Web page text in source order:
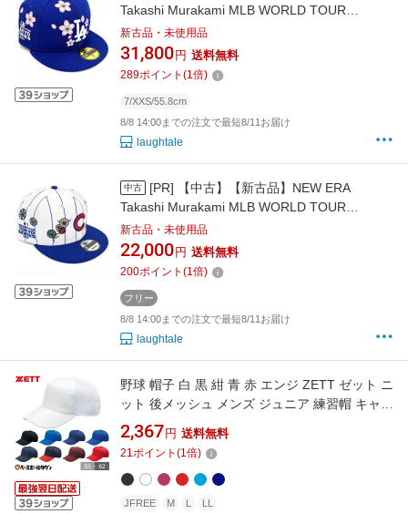
Takashi Murakami MLB WORLD TOUR
TOKYO SERIES 59Fifty Dodgers Fitted Hat
Blue ニューエラ 村上隆 MLBワールドツアー東
京シリーズ 59フィフティ ドジャース フィッテ
リーグ 記念品 大谷翔平
新古品・未使用品
31,800 円 送料無料
289ポイント (1倍)
7/XXS/55.8cm
8/8 14:00までの注文で最短8/11お届け
laughtale
中古 [PR]
【中古】【新古品】NEW ERA
Takashi Murakami MLB WORLD TOUR
TOKYO SERIES 9Fifty Cubs Snapback Hat
Stripe White Size Free ニューエラ 村上隆 MLB
ワールドツアー東京シリーズ 9フィフティ カブ
ト フリーサイズ 野球 帽子
新古品・未使用品
22,000 円 送料無料
200ポイント (1倍)
フリー
8/8 14:00までの注文で最短8/11お届け
laughtale
野球 帽子 白 黒 紺 青 赤 エンジ ZETT ゼット ニ
ット 後メッシュ メンズ ジュニア 練習帽 キャッ
プ 六方 アジャスター付き 小学生 中学生 学童
少年野球 中学野球 部活 クラブチーム BH161A
【365日あす楽対応】
2,367 円 送料無料
21ポイント (1倍)
JFREE M L LL